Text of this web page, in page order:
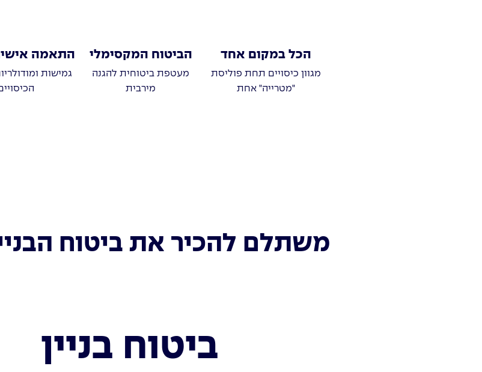
הכל במקום אחד
מגוון כיסויים תחת פוליסת
"מטרייה" אחת
הביטוח המקסימלי
מעטפת ביטוחית להגנה
מירבית
התאמה
גמישות
משתלם להכיר את ביטוח
ביטוח בניין